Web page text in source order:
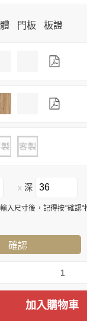
門板 板證
x 深
入尺寸後，記得按"確認"
確認
加入購物車